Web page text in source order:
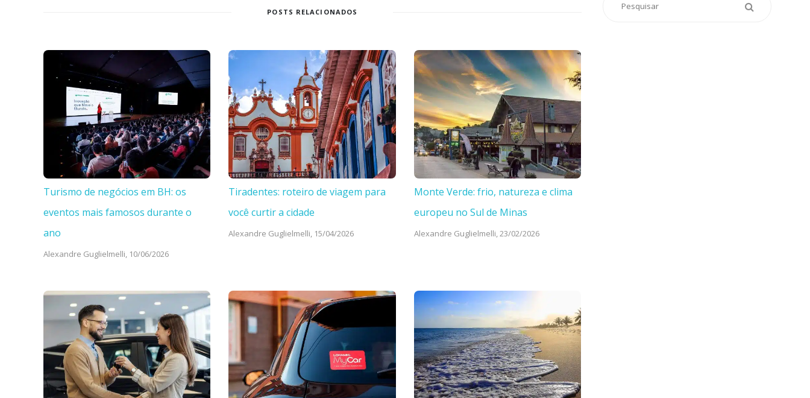
POSTS RELACIONADOS
Turismo de negócios em BH: os
eventos mais famosos durante o
ano
Alexandre Guglielmelli, 10/06/2026
Tiradentes: roteiro de viagem para
você curtir a cidade
Alexandre Guglielmelli, 15/04/2026
Monte Verde: frio, natureza e clima
europeu no Sul de Minas
Alexandre Guglielmelli,23/02/2026